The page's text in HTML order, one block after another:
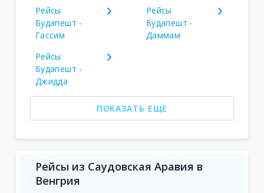
Рейсы
Будапешт -
Гассим
Рейсы
Будапешт -
Даммам
Рейсы
Будапешт -
Джидда
ПОКАЗАТЬ ЕЩЕ
Рейсы из Саудовская Аравия в
Венгрия